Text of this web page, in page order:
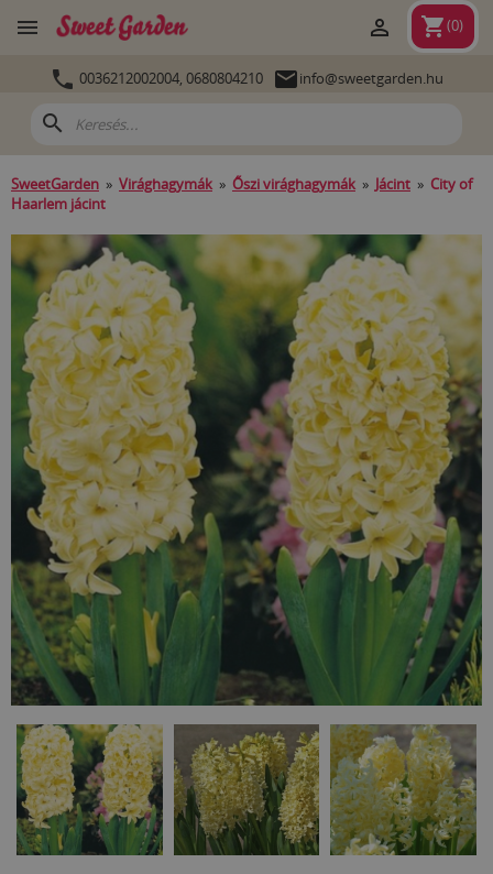
 shopping_cart(0)

 0036212002004, 0680804210 info@sweetgarden.hu
search
SweetGarden » Virághagymák » Őszi virághagymák » Jácint » City of
Haarlem jácint